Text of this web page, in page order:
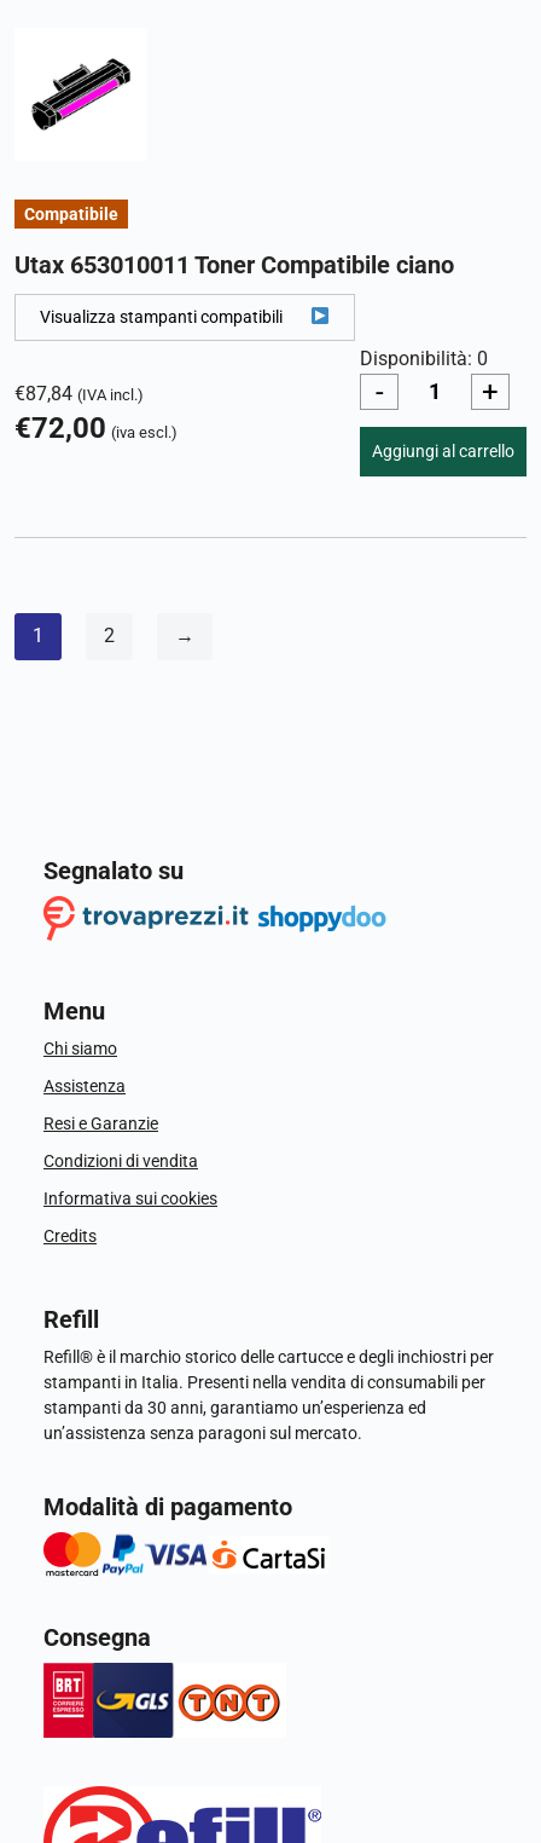
Compatibile
Utax 653010011 Toner Compatibile ciano
Visualizza stampanti compatibili
€87,84 (IVA incl.)
€72,00 (iva escl.)
Disponibilità: 0
- +
Aggiungi al carrello
1 2 →
Segnalato su
Menu
Chi siamo
Assistenza
Resi e Garanzie
Condizioni di vendita
Informativa sui cookies
Credits
Refill
Refill® è il marchio storico delle cartucce e degli inchiostri per
stampanti in Italia. Presenti nella vendita di consumabili per
stampanti da 30 anni, garantiamo un’esperienza ed
un’assistenza senza paragoni sul mercato.
Modalità di pagamento
Consegna